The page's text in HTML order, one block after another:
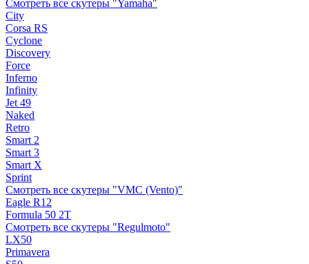
Смотреть все скутеры "Yamaha"
City
Corsa RS
Cyclone
Discovery
Force
Inferno
Infinity
Jet 49
Naked
Retro
Smart 2
Smart 3
Smart X
Sprint
Смотреть все скутеры "VMC (Vento)"
Eagle R12
Formula 50 2Т
Смотреть все скутеры "Regulmoto"
LX50
Primavera